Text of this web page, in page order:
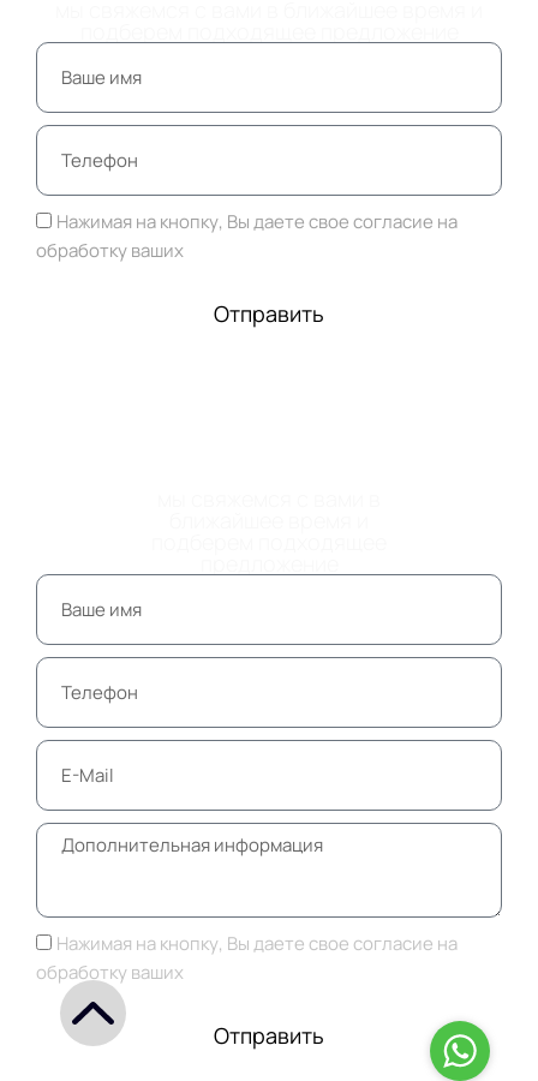
Нажимая на кнопку, Вы даете свое согласие на
обработку ваших
Отправить
Нажимая на кнопку, Вы даете свое согласие на
обработку ваших
Отправить